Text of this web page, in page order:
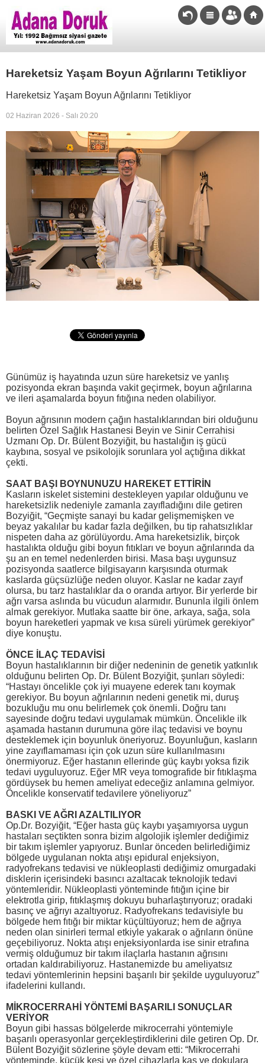
Hareketsiz Yaşam Boyun Ağrılarını Tetikliyor
Hareketsiz Yaşam Boyun Ağrılarını Tetikliyor
02 Haziran 2026 - Salı 20:20
Günümüz iş hayatında uzun süre hareketsiz ve yanlış
pozisyonda ekran başında vakit geçirmek, boyun ağrılarına
ve ileri aşamalarda boyun fıtığına neden olabiliyor.
Boyun ağrısının modern çağın hastalıklarından biri olduğunu
belirten Özel Sağlık Hastanesi Beyin ve Sinir Cerrahisi
Uzmanı Op. Dr. Bülent Bozyiğit, bu hastalığın iş gücü
kaybına, sosyal ve psikolojik sorunlara yol açtığına dikkat
çekti.
SAAT BAŞI BOYNUNUZU HAREKET ETTİRİN
Kasların iskelet sistemini destekleyen yapılar olduğunu ve
hareketsizlik nedeniyle zamanla zayıfladığını dile getiren
Bozyiğit, “Geçmişte sanayi bu kadar gelişmemişken ve
beyaz yakalılar bu kadar fazla değilken, bu tip rahatsızlıklar
nispeten daha az görülüyordu. Ama hareketsizlik, birçok
hastalıkta olduğu gibi boyun fıtıkları ve boyun ağrılarında da
şu an en temel nedenlerden birisi. Masa başı uygunsuz
pozisyonda saatlerce bilgisayarın karşısında oturmak
kaslarda güçsüzlüğe neden oluyor. Kaslar ne kadar zayıf
olursa, bu tarz hastalıklar da o oranda artıyor. Bir yerlerde bir
ağrı varsa aslında bu vücudun alarmıdır. Bununla ilgili önlem
almak gerekiyor. Mutlaka saatte bir öne, arkaya, sağa, sola
boyun hareketleri yapmak ve kısa süreli yürümek gerekiyor”
diye konuştu.
ÖNCE İLAÇ TEDAVİSİ
Boyun hastalıklarının bir diğer nedeninin de genetik yatkınlık
olduğunu belirten Op. Dr. Bülent Bozyiğit, şunları söyledi:
“Hastayı öncelikle çok iyi muayene ederek tanı koymak
gerekiyor. Bu boyun ağrılarının nedeni genetik mi, duruş
bozukluğu mu onu belirlemek çok önemli. Doğru tanı
sayesinde doğru tedavi uygulamak mümkün. Öncelikle ilk
aşamada hastanın durumuna göre ilaç tedavisi ve boynu
desteklemek için boyunluk öneriyoruz. Boyunluğun, kasların
yine zayıflamaması için çok uzun süre kullanılmasını
önermiyoruz. Eğer hastanın ellerinde güç kaybı yoksa fizik
tedavi uyguluyoruz. Eğer MR veya tomografide bir fıtıklaşma
gördüysek bu hemen ameliyat edeceğiz anlamına gelmiyor.
Öncelikle konservatif tedavilere yöneliyoruz”
BASKI VE AĞRI AZALTILIYOR
Op.Dr. Bozyiğit, “Eğer hasta güç kaybı yaşamıyorsa uygun
hastaları seçtikten sonra bizim algolojik işlemler dediğimiz
bir takım işlemler yapıyoruz. Bunlar önceden belirlediğimiz
bölgede uygulanan nokta atışı epidural enjeksiyon,
radyofrekans tedavisi ve nükleoplasti dediğimiz omurgadaki
disklerin içerisindeki basıncı azaltacak teknolojik tedavi
yöntemleridir. Nükleoplasti yönteminde fıtığın içine bir
elektrotla girip, fıtıklaşmış dokuyu buharlaştırıyoruz; oradaki
basınç ve ağrıyı azaltıyoruz. Radyofrekans tedavisiyle bu
bölgede hem fıtığı bir miktar küçültüyoruz; hem de ağrıya
neden olan sinirleri termal etkiyle yakarak o ağrıların önüne
geçebiliyoruz. Nokta atışı enjeksiyonlarda ise sinir etrafına
vermiş olduğumuz bir takım ilaçlarla hastanın ağrısını
ortadan kaldırabiliyoruz. Hastanemizde bu ameliyatsız
tedavi yöntemlerinin hepsini başarılı bir şekilde uyguluyoruz”
ifadelerini kullandı.
MİKROCERRAHİ YÖNTEMİ BAŞARILI SONUÇLAR
VERİYOR
Boyun gibi hassas bölgelerde mikrocerrahi yöntemiyle
başarılı operasyonlar gerçekleştirdiklerini dile getiren Op. Dr.
Bülent Bozyiğit sözlerine şöyle devam etti: “Mikrocerrahi
yönteminde, küçük kesi ve özel cihazlarla kas ve dokulara